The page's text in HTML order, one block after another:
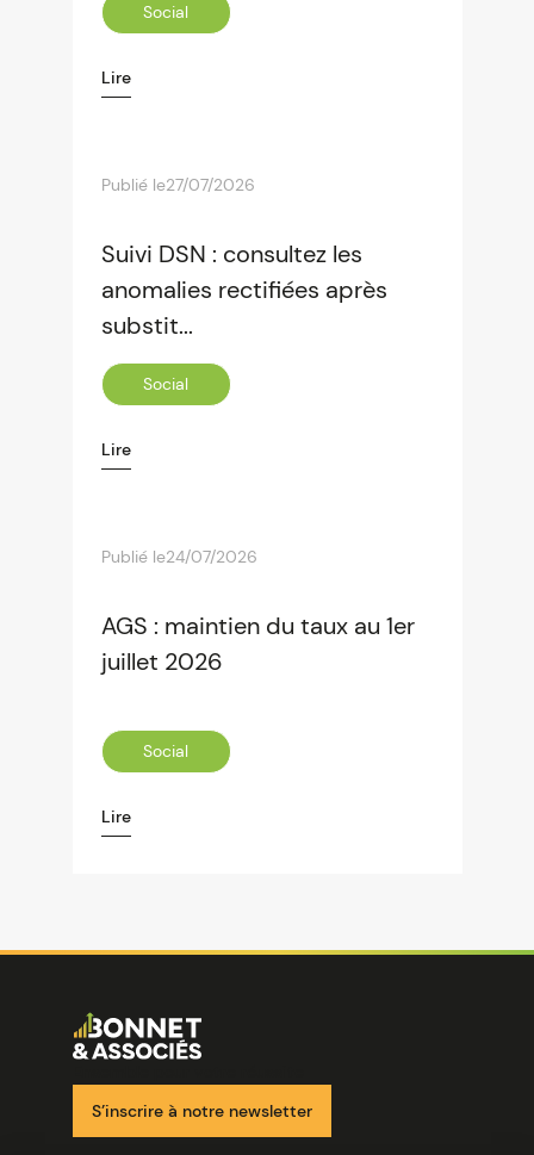
Social
Lire
Publié le27/07/2026
Suivi DSN : consultez les
anomalies rectifiées après
substit...
Social
Lire
Publié le24/07/2026
AGS : maintien du taux au 1er
juillet 2026
Social
Lire
Image
S’inscrire à notre newsletter